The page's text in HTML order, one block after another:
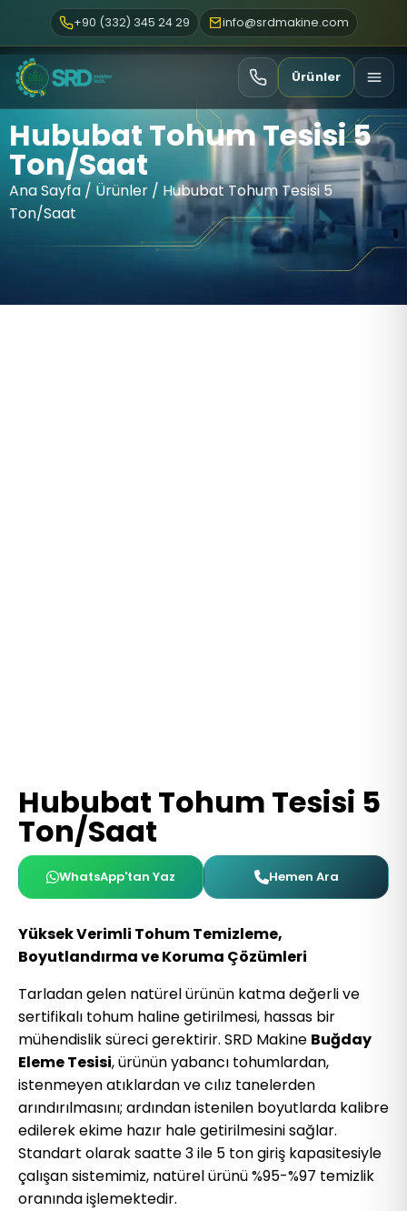
+90 (332) 345 24 29 info@srdmakine.com
Ürünler
Hububat Tohum Tesisi 5
Ton/Saat
Ana Sayfa / Ürünler / Hububat Tohum Tesisi 5
Ton/Saat
Hububat Tohum Tesisi 5
Ton/Saat
WhatsApp'tan Yaz Hemen Ara
Yüksek Verimli Tohum Temizleme,
Boyutlandırma ve Koruma Çözümleri
Tarladan gelen natürel ürünün katma değerli ve
sertifikalı tohum haline getirilmesi, hassas bir
mühendislik süreci gerektirir. SRD Makine Buğday
Eleme Tesisi, ürünün yabancı tohumlardan,
istenmeyen atıklardan ve cılız tanelerden
arındırılmasını; ardından istenilen boyutlarda kalibre
edilerek ekime hazır hale getirilmesini sağlar.
Standart olarak saatte 3 ile 5 ton giriş kapasitesiyle
çalışan sistemimiz, natürel ürünü %95-%97 temizlik
oranında işlemektedir.